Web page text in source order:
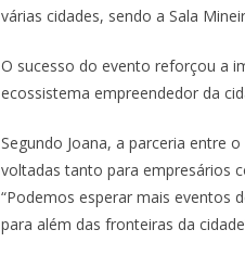
várias cidades, sendo a Sala
O sucesso do evento reforçou a
ecossistema empreendedor da
Segundo Joana, a parceria entre
voltadas tanto para empresários
“Podemos esperar mais eventos
para além das fronteiras da